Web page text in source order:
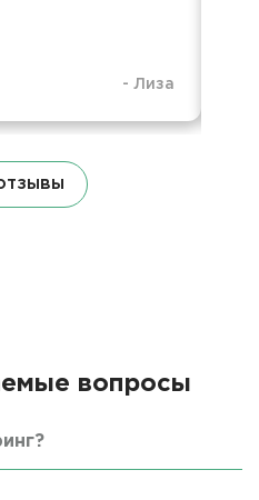
- Лиза
вопросы